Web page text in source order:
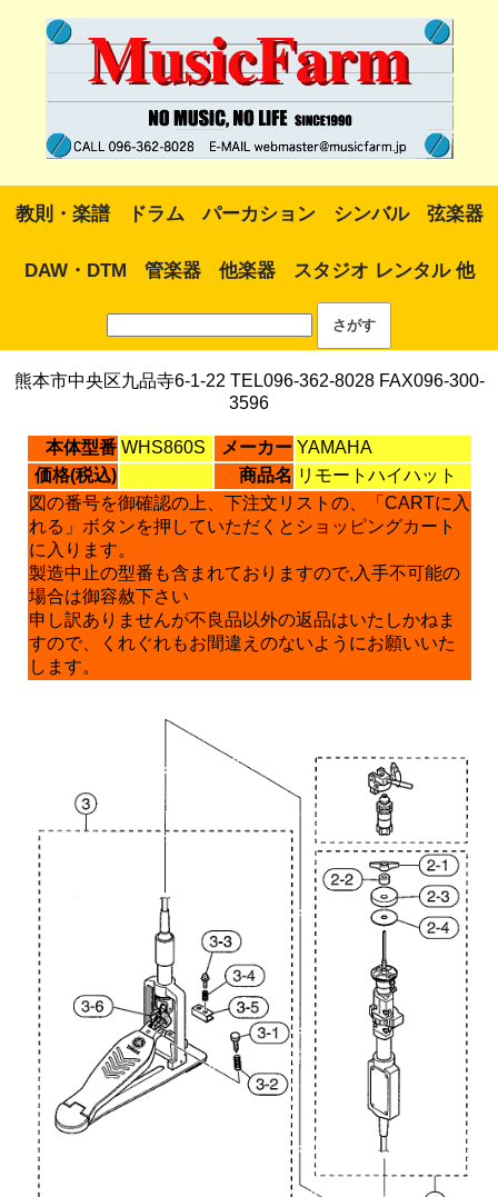
教則・楽譜 ドラム パーカション シンバル 弦楽器
DAW・DTM 管楽器 他楽器 スタジオ レンタル 他
熊本市中央区九品寺6-1-22 TEL096-362-8028 FAX096-300-
3596
本体型番 WHS860S メーカー YAMAHA
価格(税込)
商品名 リモートハイハット
図の番号を御確認の上、下注文リストの、「CARTに入
れる」ボタンを押していただくとショッピングカート
に入ります。
製造中止の型番も含まれておりますので,入手不可能の
場合は御容赦下さい
申し訳ありませんが不良品以外の返品はいたしかねま
すので、くれぐれもお間違えのないようにお願いいた
します。